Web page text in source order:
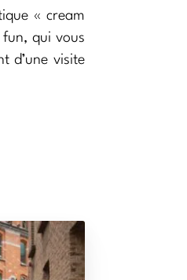
« cream
qui vous
d’une visite